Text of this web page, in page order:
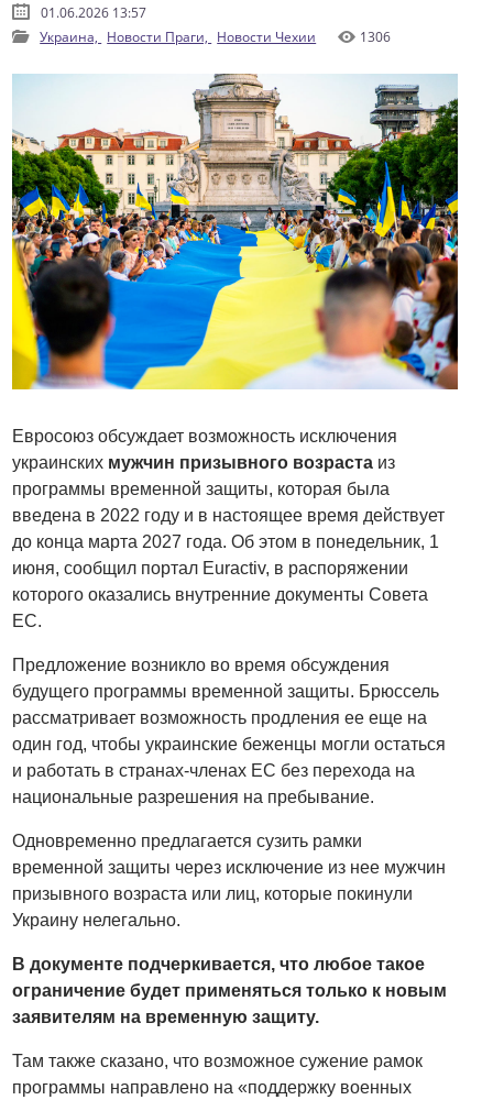
01.06.2026 13:57
Украина, Новости Праги, Новости Чехии 1306
Евросоюз обсуждает возможность исключения
украинских мужчин призывного возраста из
программы временной защиты, которая была
введена в 2022 году и в настоящее время действует
до конца марта 2027 года. Об этом в понедельник, 1
июня, сообщил портал Euractiv, в распоряжении
которого оказались внутренние документы Совета
ЕС.
Предложение возникло во время обсуждения
будущего программы временной защиты. Брюссель
рассматривает возможность продления ее еще на
один год, чтобы украинские беженцы могли остаться
и работать в странах-членах ЕС без перехода на
национальные разрешения на пребывание.
Одновременно предлагается сузить рамки
временной защиты через исключение из нее мужчин
призывного возраста или лиц, которые покинули
Украину нелегально.
В документе подчеркивается, что любое такое
ограничение будет применяться только к новым
заявителям на временную защиту.
Там также сказано, что возможное сужение рамок
программы направлено на «поддержку военных